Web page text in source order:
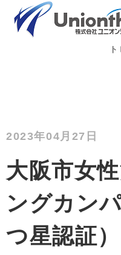
2023年04月27日
大阪市女
ングカン
つ星認証